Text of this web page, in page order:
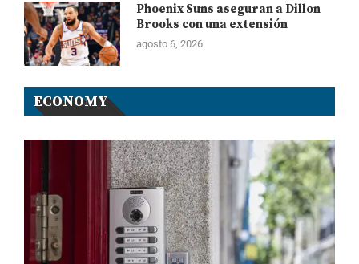
Phoenix Suns aseguran a Dillon
Brooks con una extensión
agosto 6, 2026
ECONOMY